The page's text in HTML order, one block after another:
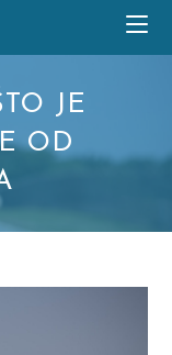
JE
OD